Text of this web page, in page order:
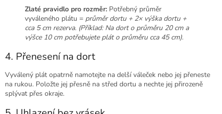
Zlaté pravidlo pro rozměr: Potřebný průměr
vyváleného plátu = průměr dortu + 2× výška dortu +
cca 5 cm rezerva. (Příklad: Na dort o průměru 20 cm a
výšce 10 cm potřebujete plát o průměru cca 45 cm).
4. Přenesení na dort
Vyválený plát opatrně namotejte na delší váleček nebo jej přeneste
na rukou. Položte jej přesně na střed dortu a nechte jej přirozeně
splývat přes okraje.